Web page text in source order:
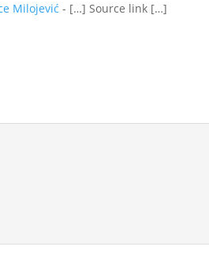
Milojević - […] Source link […]